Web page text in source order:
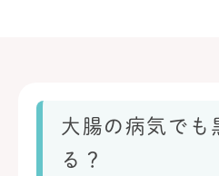
大腸の病気でも
る？